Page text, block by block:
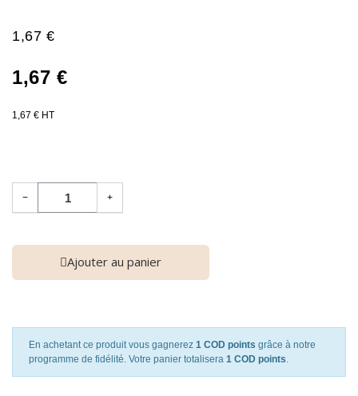
1,67 €
1,67 €
1,67 € HT
− +
Ajouter au panier
En achetant ce produit vous gagnerez 1 COD points grâce à notre
programme de fidélité. Votre panier totalisera 1 COD points.